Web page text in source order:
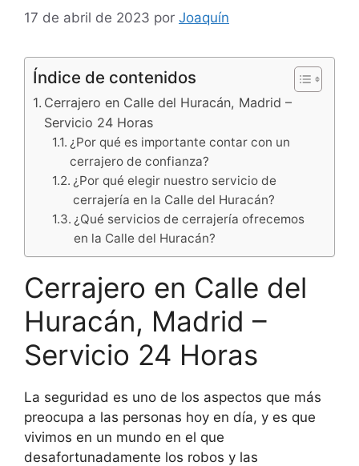
17 de abril de 2023 por Joaquín
Índice de contenidos
Cerrajero en Calle del Huracán, Madrid –
Servicio 24 Horas
¿Por qué es importante contar con un
cerrajero de confianza?
¿Por qué elegir nuestro servicio de
cerrajería en la Calle del Huracán?
¿Qué servicios de cerrajería ofrecemos
en la Calle del Huracán?
Cerrajero en Calle del
Huracán, Madrid –
Servicio 24 Horas
La seguridad es uno de los aspectos que más
preocupa a las personas hoy en día, y es que
vivimos en un mundo en el que
desafortunadamente los robos y las